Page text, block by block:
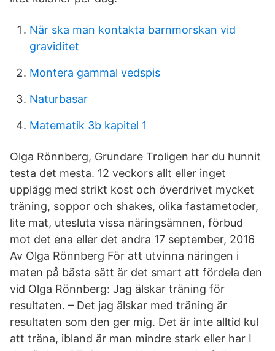
När ska man kontakta barnmorskan vid
graviditet
Montera gammal vedspis
Naturbasar
Matematik 3b kapitel 1
Olga Rönnberg, Grundare Troligen har du hunnit
testa det mesta. 12 veckors allt eller inget
upplägg med strikt kost och överdrivet mycket
träning, soppor och shakes, olika fastametoder,
lite mat, utesluta vissa näringsämnen, förbud
mot det ena eller det andra 17 september, 2016
Av Olga Rönnberg För att utvinna näringen i
maten på bästa sätt är det smart att fördela den
vid Olga Rönnberg: Jag älskar träning för
resultaten. – Det jag älskar med träning är
resultaten som den ger mig. Det är inte alltid kul
att träna, ibland är man mindre stark eller har I